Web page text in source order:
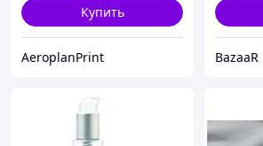
Купить
AeroplanPrint BazaaR